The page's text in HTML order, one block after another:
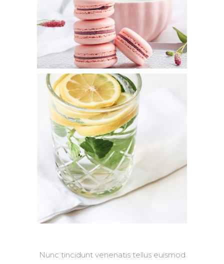
Nunc tincidunt venenatis tellus euismod